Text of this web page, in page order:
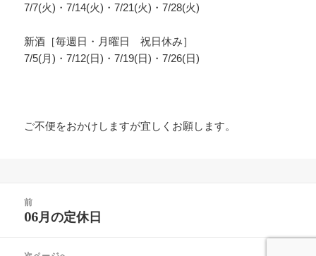
7/7(火)・7/14(火)・7/21(火)・7/28(火)
新酒［毎週日・月曜日 祝日休み］
7/5(月)・7/12(日)・7/19(日)・7/26(日)
ご不便をおかけしますが宜しくお願します。
前
前
投
06月の定休日